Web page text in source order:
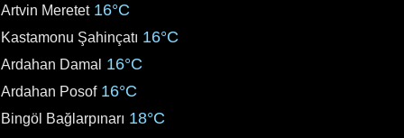
Artvin Meretet 16°C
Kastamonu Şahinçatı 16°C
Ardahan Damal 16°C
Ardahan Posof 16°C
Bingöl Bağlarpınarı 18°C